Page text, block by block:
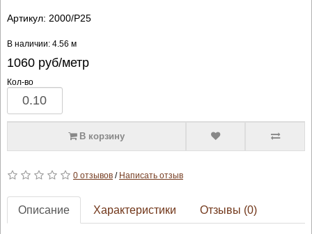
Артикул: 2000/P25
В наличии: 4.56 м
1060руб/метр
Кол-во
В корзину
0 отзывов/ Написать отзыв
Описание Характеристики Отзывы (0)